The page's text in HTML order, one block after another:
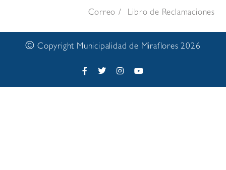
Correo Libro de Reclamaciones
© Copyright Municipalidad de Miraflores 2026